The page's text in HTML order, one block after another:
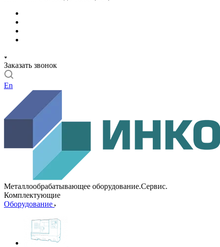
Заказать звонок
En
Металлообрабатывающее оборудование.Сервис.
Комплектующие
Оборудование